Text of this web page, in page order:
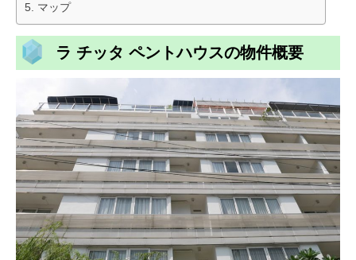
マップ
ラ チッタ ペントハウスの物件概要